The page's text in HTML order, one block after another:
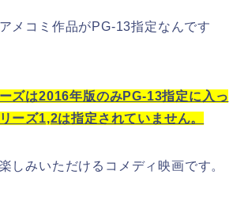
メコミ作品がPG-13指定なんです
ズは2016年版のみPG-13指定に入っ
ーズ1,2は指定されていません。
しみいただけるコメディ映画です。